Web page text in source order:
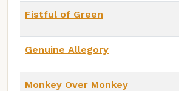
Fistful of Green
Genuine Allegory
Monkey Over Monkey